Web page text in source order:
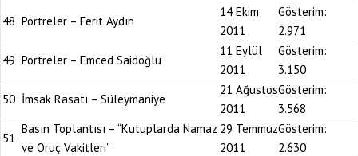
48 Portreler – Ferit Aydın
14 Ekim
2011
Gösterim:
2.971
49 Portreler – Emced Saidoğlu
11 Eylül
2011
Gösterim:
3.150
50 İmsak Rasatı – Süleymaniye
21 Ağustos
2011
Gösterim:
3.568
51
Basın Toplantısı – “Kutuplarda Namaz
ve Oruç Vakitleri”
29 Temmuz
2011
Gösterim:
2.630